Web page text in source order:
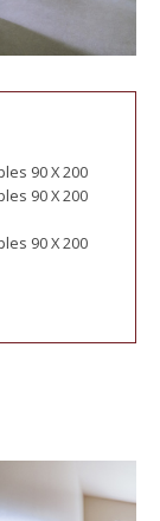
90 X 200
90 X 200
90 X 200